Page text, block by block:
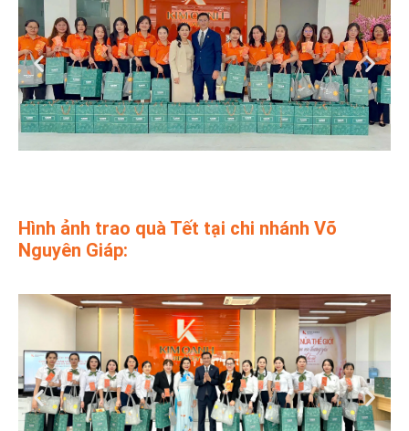
Hình ảnh trao quà Tết tại chi nhánh Võ
Nguyên Giáp: